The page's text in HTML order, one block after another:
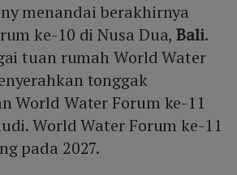
menandai berakhirnya
ke-10 di Nusa Dua,Bali.
tuan rumah World Water
tonggak
World Water Forum ke-11
World Water Forum ke-11
pada 2027.